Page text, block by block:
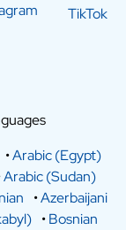
TikTok
•Arabic (Egypt)
Arabic (Sudan)
•Azerbaijani
•Bosnian